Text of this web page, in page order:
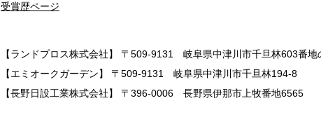
受賞歴ページ
【ランドプロス株式会社】 〒509-9131 岐阜県中津川市千旦林603番地
【エミオークガーデン】 〒509-9131 岐阜県中津川市千旦林194-8
【長野日設工業株式会社】 〒396-0006 長野県伊那市上牧番地6565